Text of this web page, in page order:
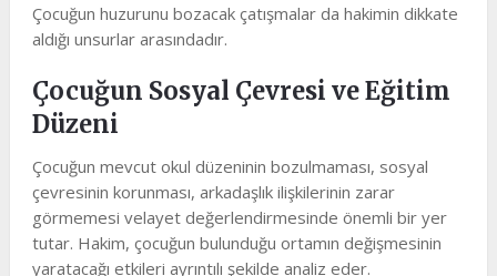
Çocuğun huzurunu bozacak çatışmalar da hakimin dikkate
aldığı unsurlar arasındadır.
Çocuğun Sosyal Çevresi ve Eğitim
Düzeni
Çocuğun mevcut okul düzeninin bozulmaması, sosyal
çevresinin korunması, arkadaşlık ilişkilerinin zarar
görmemesi velayet değerlendirmesinde önemli bir yer
tutar. Hakim, çocuğun bulunduğu ortamın değişmesinin
yaratacağı etkileri ayrıntılı şekilde analiz eder.